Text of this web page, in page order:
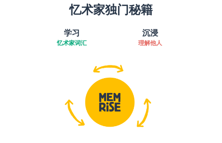
忆术家独门秘籍
学习
忆术家词汇
沉浸
理解他人